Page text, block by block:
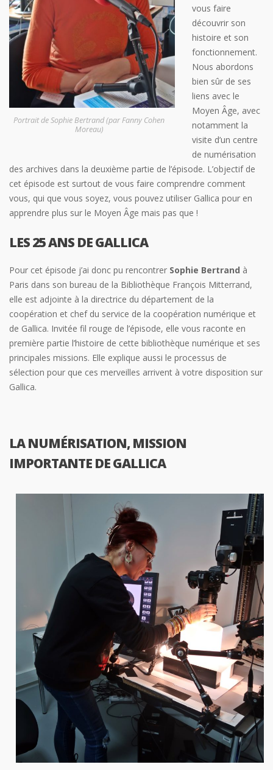
Portrait de Sophie Bertrand (par Fanny Cohen
Moreau)
vous faire
découvrir son
histoire et son
fonctionnement.
Nous abordons
bien sûr de ses
liens avec le
Moyen Âge, avec
notamment la
visite d’un centre
de numérisation
des archives dans la deuxième partie de l’épisode. L’objectif de
cet épisode est surtout de vous faire comprendre comment
vous, qui que vous soyez, vous pouvez utiliser Gallica pour en
apprendre plus sur le Moyen Âge mais pas que !
LES 25 ANS DE GALLICA
Pour cet épisode j’ai donc pu rencontrer Sophie Bertrand à
Paris dans son bureau de la Bibliothèque François Mitterrand,
elle est adjointe à la directrice du département de la
coopération et chef du service de la coopération numérique et
de Gallica. Invitée fil rouge de l’épisode, elle vous raconte en
première partie l’histoire de cette bibliothèque numérique et ses
principales missions. Elle explique aussi le processus de
sélection pour que ces merveilles arrivent à votre disposition sur
Gallica.
LA NUMÉRISATION, MISSION
IMPORTANTE DE GALLICA